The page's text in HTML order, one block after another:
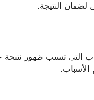
لضمان النتيجة.
التي تسبب ظهور
الأسباب.